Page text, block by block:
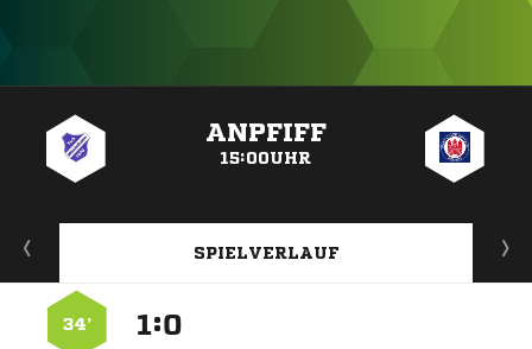
ANPFIFF
15:00UHR
SPIELVERLAUF
:
34’